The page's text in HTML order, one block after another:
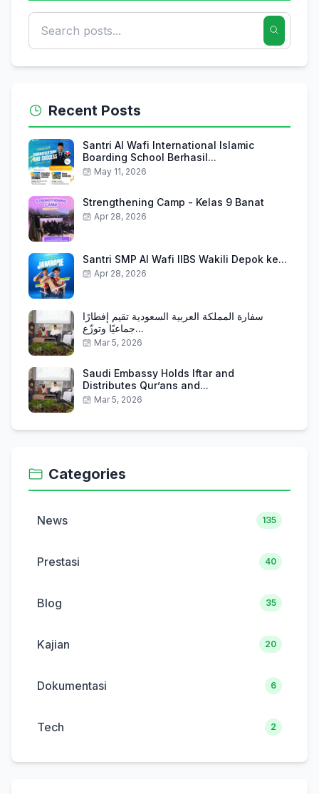
Recent Posts
Santri Al Wafi International Islamic
Boarding School Berhasil...
May 11, 2026
Strengthening Camp - Kelas 9 Banat
Apr 28, 2026
Santri SMP Al Wafi IIBS Wakili Depok ke...
Apr 28, 2026
سفارة المملكة العربية السعودية تقيم إفطارًا
جماعيًا وتوزّع...
Mar 5, 2026
Saudi Embassy Holds Iftar and
Distributes Qur’ans and...
Mar 5, 2026
Categories
News 135
Prestasi 40
Blog 35
Kajian 20
Dokumentasi 6
Tech 2